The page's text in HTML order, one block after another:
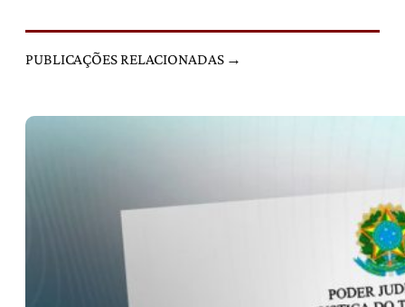
PUBLICAÇÕES RELACIONADAS →